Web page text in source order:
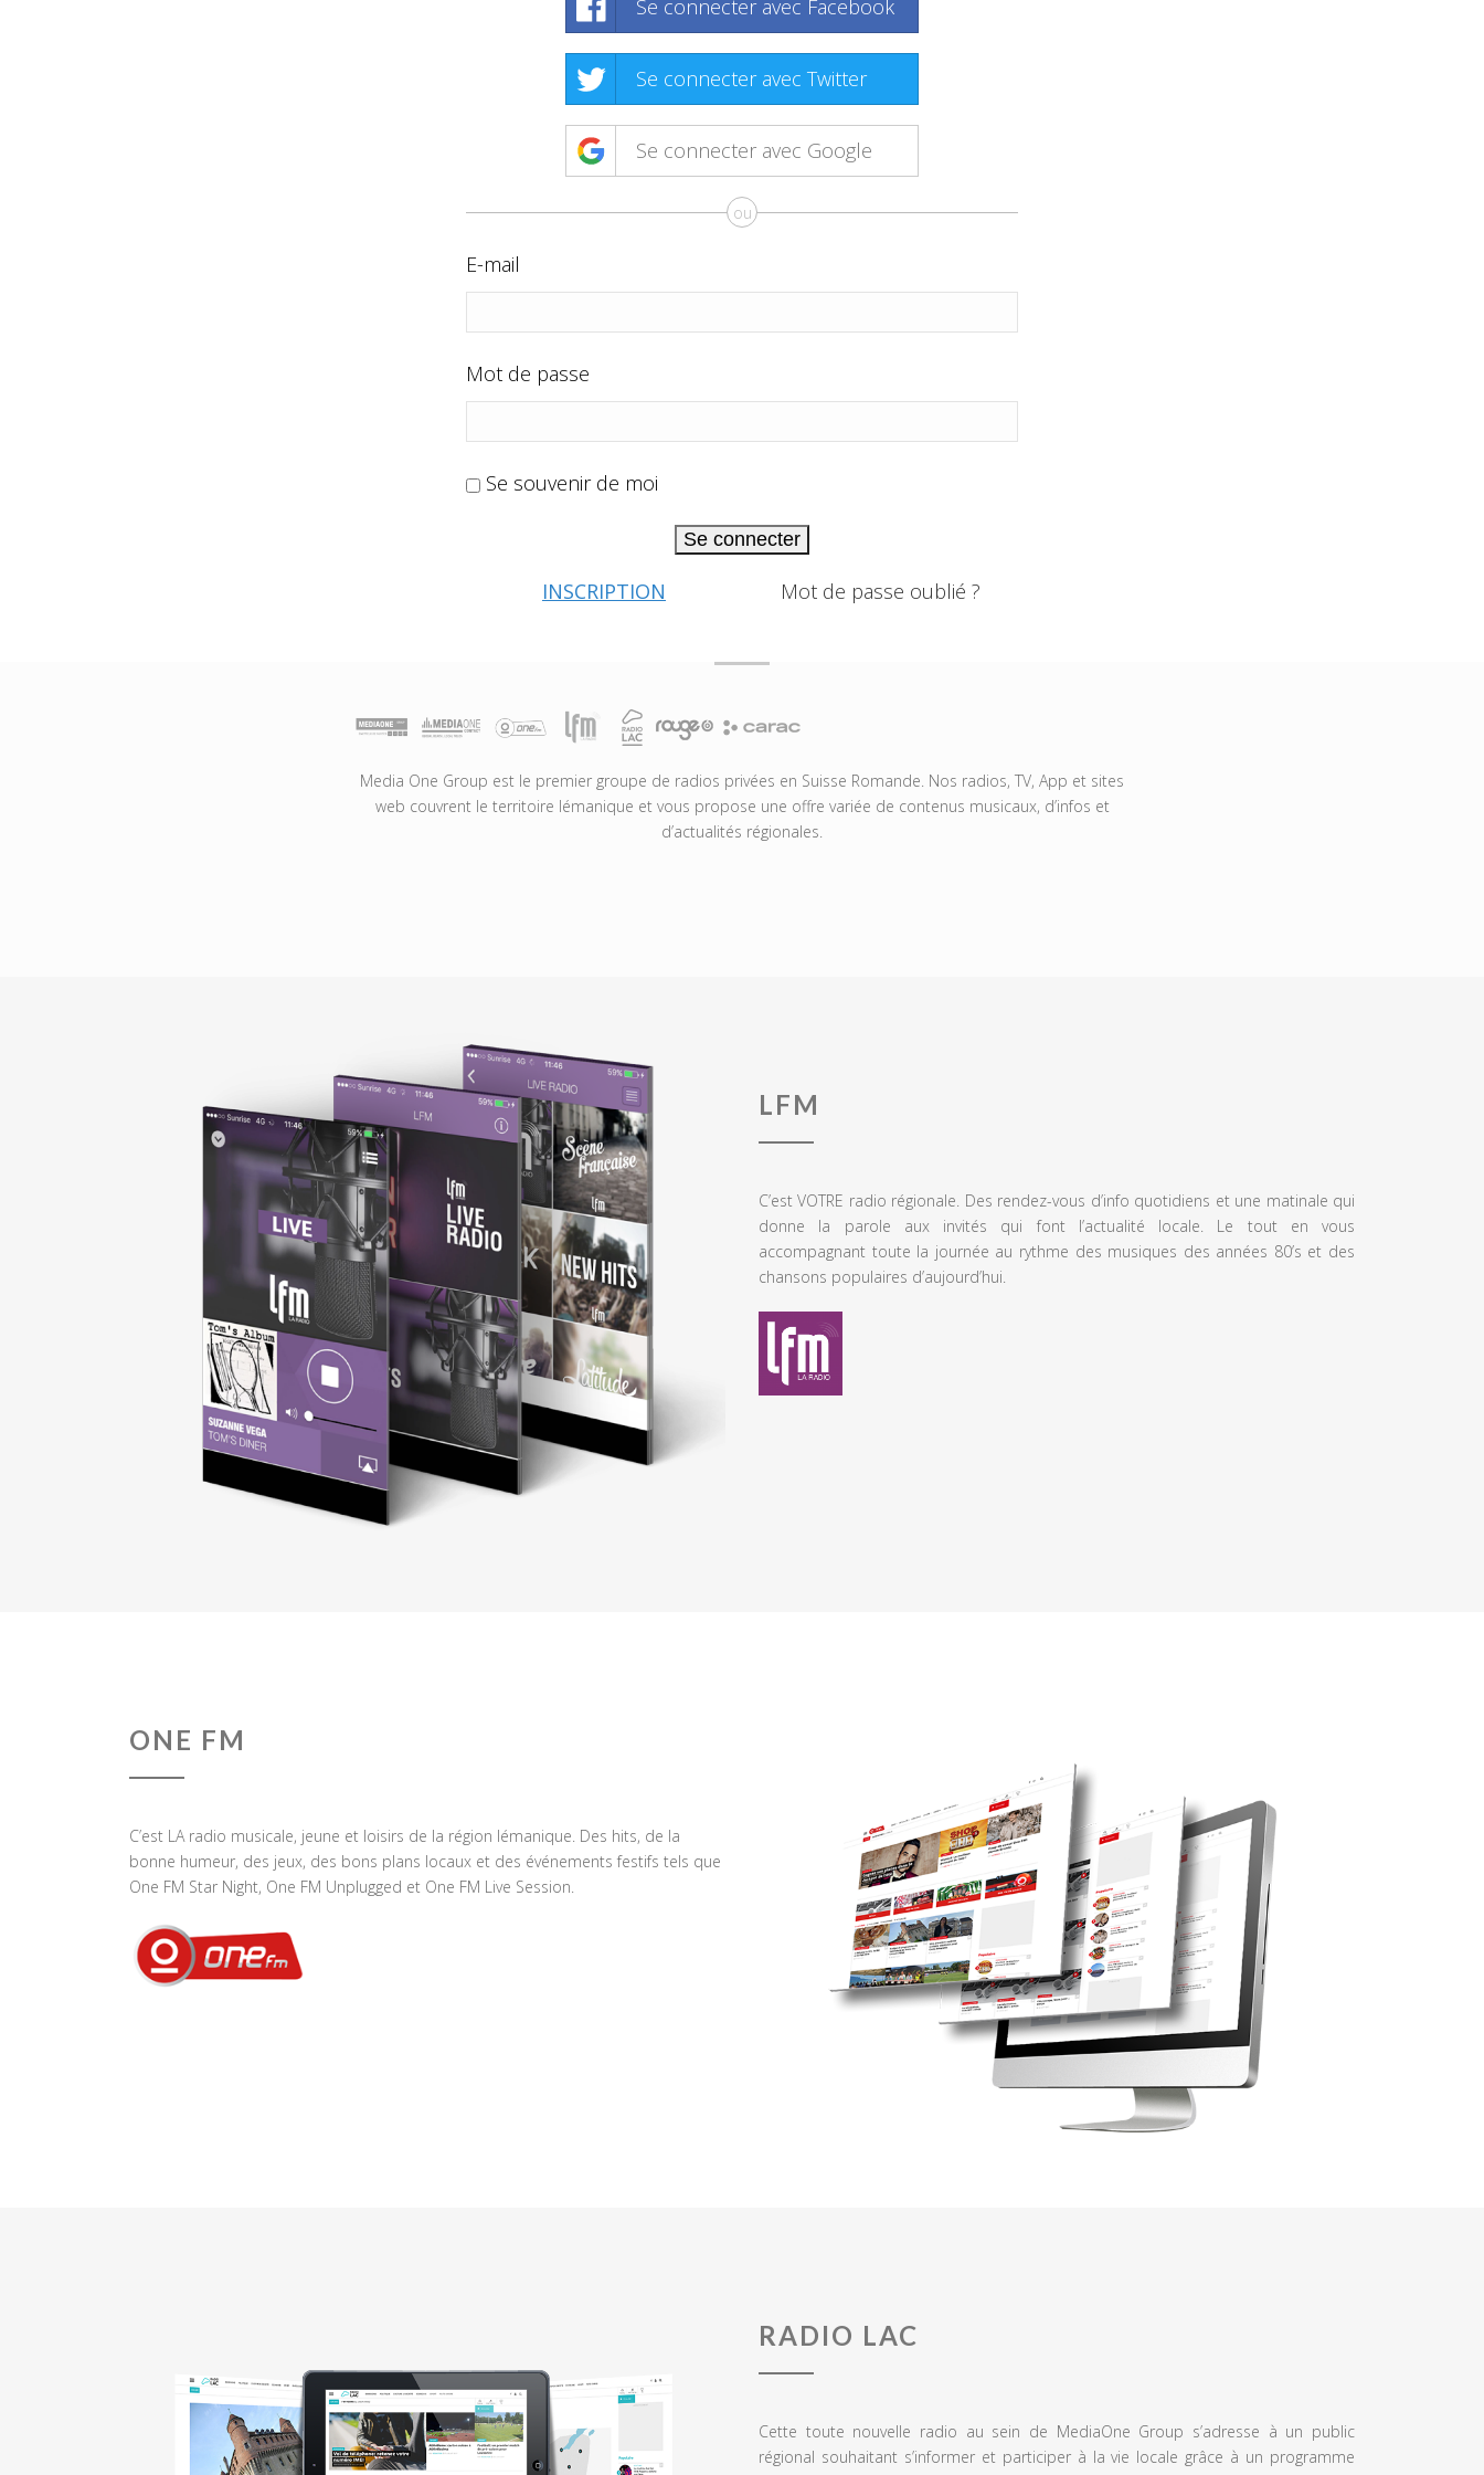
Se connecter avec Facebook
Se connecter avec Twitter
Se connecter avec Google
ou
E-mail
Mot de passe
Se souvenir de moi
Se connecter
INSCRIPTION Mot de passe oublié ?
Media One Group est le premier groupe de radios privées en Suisse Romande. Nos radios, TV, App et sites
web couvrent le territoire lémanique et vous propose une offre variée de contenus musicaux, d’infos et
d’actualités régionales.
LFM
C’est VOTRE radio régionale. Des rendez-vous d’info quotidiens et une matinale qui
donne la parole aux invités qui font l’actualité locale. Le tout en vous
accompagnant toute la journée au rythme des musiques des années 80’s et des
chansons populaires d’aujourd’hui.
ONE FM
C’est LA radio musicale, jeune et loisirs de la région lémanique. Des hits, de la
bonne humeur, des jeux, des bons plans locaux et des événements festifs tels que
One FM Star Night, One FM Unplugged et One FM Live Session.
RADIO LAC
Cette toute nouvelle radio au sein de MediaOne Group s’adresse à un public
régional souhaitant s’informer et participer à la vie locale grâce à un programme